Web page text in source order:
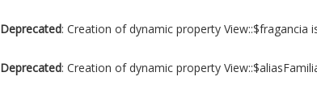
Deprecated: Creation of dynamic property View::$fragancia
Deprecated: Creation of dynamic property